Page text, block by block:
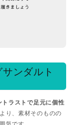
ンダルト
ラストで足元に個性
り、素材そのものの